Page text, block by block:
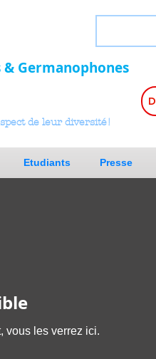
Germanophones
de leur diversité!
Etudiants Presse
vous les verrez ici.